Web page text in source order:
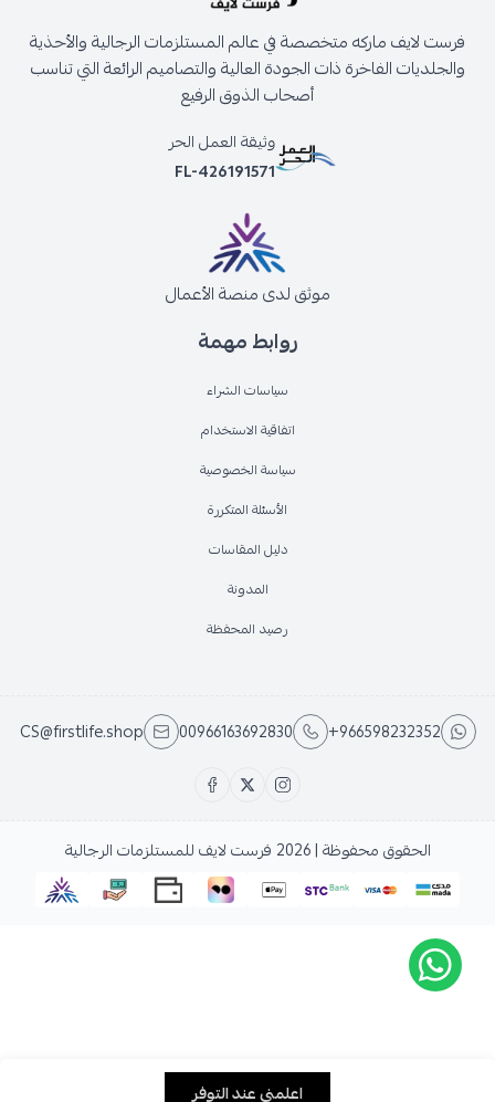
اعلمني عند التوفر
روابط مهمة
سياسات الشراء
اتفاقية الاستخدام
سياسة الخصوصية
الأسئلة المتكررة
دليل المقاسات
المدونة
رصيد المحفظة
فرست لايف ماركه متخصصة في عالم المستلزمات الرجالية والأحذية
والجلديات الفاخرة ذات الجودة العالية والتصاميم الرائعة التي تناسب
أصحاب الذوق الرفيع
وثيقة العمل الحر
FL-426191571
موثق لدى منصة الأعمال
+966598232352
00966163692830
CS@firstlife.shop
الحقوق محفوظة | 2026 فرست لايف للمستلزمات الرجالية